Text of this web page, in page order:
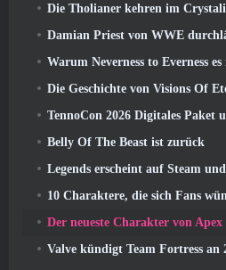
Die Tholianer kehren im Crystaline Chaos
Damian Priest von WWE durchläuft im Live-Action-Burst-Fest-Trailer
Warum Neverness to Everness es in
Die Geschichte von Visions Of Eternity wird in
TennoCon 2026 Digitales Paket und
Belly Of The Beast ist zurück
Legends erscheint auf Steam
10 Charaktere, die sich Fans wünschen 2026 Die Liste der Marvel-Rivalen ist
Der neueste Charakter von Apex Legends ist so
Valve kündigt Team Fortress an 2